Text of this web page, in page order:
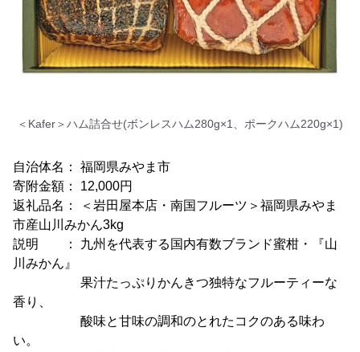
＜Kafer＞ハム詰合せ(ボンレスハム280g×1、ポークハム220g×1)
自治体名： 福岡県みやま市
寄附金額： 12,000円
返礼品名： ＜岩田屋本店・南国フルーツ＞福岡県みやま
市産山川みかん3kg
説明 ： 九州を代表する国内有数ブランド蜜柑・『山
川みかん』
果汁たっぷりかんきつ独特なフルーティーな
香り、
酸味と甘味の調和のとれたコクのある味わ
い。